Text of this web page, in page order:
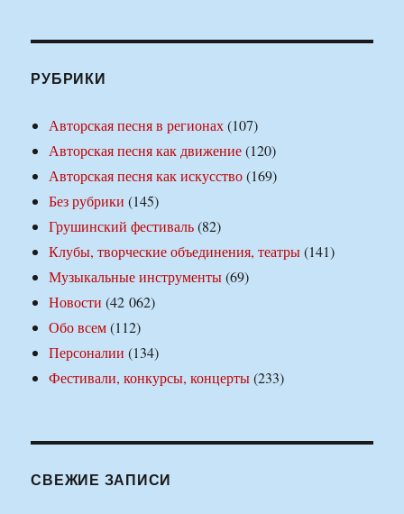
РУБРИКИ
Авторская песня в регионах(107)
Авторская песня как движение(120)
Авторская песня как искусство(169)
Без рубрики (145)
Грушинский фестиваль(82)
Клубы, творческие объединения, театры(141)
Музыкальные инструменты(69)
Новости (42 062)
Обо всем(112)
Персоналии (134)
Фестивали, конкурсы, концерты(233)
СВЕЖИЕ ЗАПИСИ